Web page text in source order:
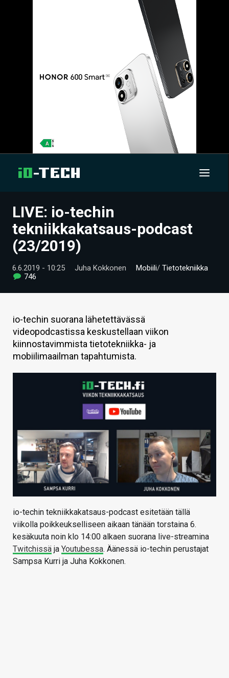
UUTISET
ARTIKKELIT
VIDEOT
HINTA.FI
KAUPPA
VAIHDA TEEMA
LIVE: io-techin
tekniikkakatsaus-podcast
(23/2019)
6.6.2019 - 10:25 Juha Kokkonen Mobiili/ Tietotekniikka
746
io-techin suorana lähetettävässä
videopodcastissa keskustellaan viikon
kiinnostavimmista tietotekniikka- ja
mobiilimaailman tapahtumista.
io-techin tekniikkakatsaus-podcast esitetään tällä
viikolla poikkeukselliseen aikaan tänään torstaina 6.
kesäkuuta noin klo 14:00 alkaen suorana live-streamina
Twitchissä ja Youtubessa. Äänessä io-techin perustajat
Sampsa Kurri ja Juha Kokkonen.